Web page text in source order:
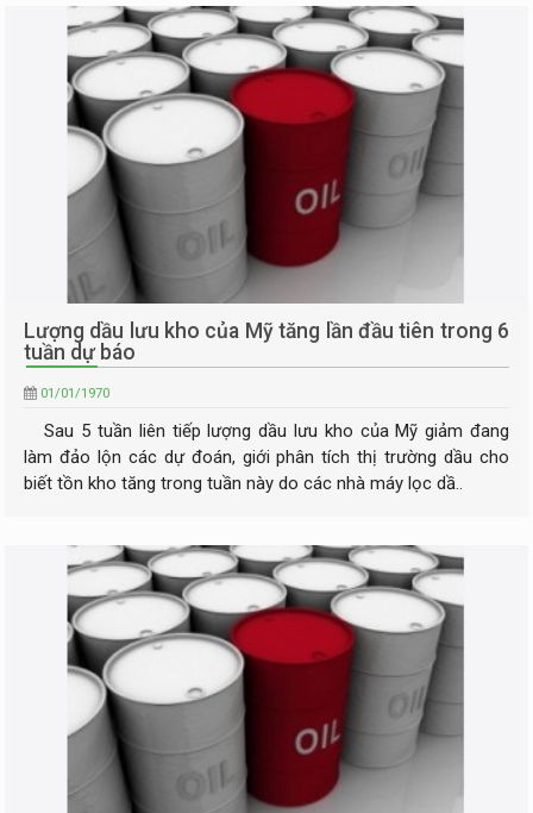
Lượng dầu lưu kho của Mỹ tăng lần đầu tiên trong 6
tuần dự báo
01/01/1970
Sau 5 tuần liên tiếp lượng dầu lưu kho của Mỹ giảm đang
làm đảo lộn các dự đoán, giới phân tích thị trường dầu cho
biết tồn kho tăng trong tuần này do các nhà máy lọc dầ..